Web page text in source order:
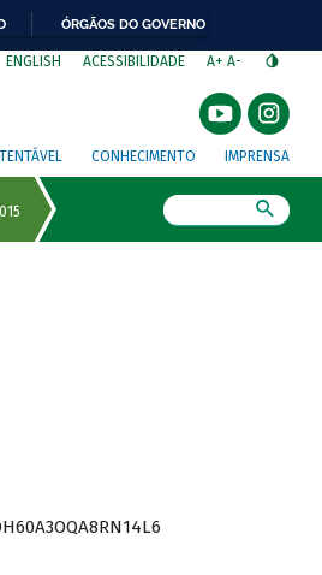
ÓRGÃOS DO GOVERNO
ENGLISH ACESSIBILIDADE A+ A-
CONHECIMENTO IMPRENSA